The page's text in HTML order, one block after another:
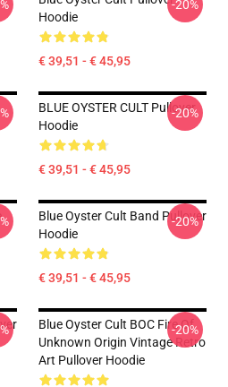
Hoodie
€ 39,51 - € 45,95
-20%
BLUE OYSTER CULT Pullover
Hoodie
€ 39,51 - € 45,95
-20%
Blue Oyster Cult Band Pullover
Hoodie
€ 39,51 - € 45,95
-20%
Blue Oyster Cult BOC Fire Of
Unknown Origin Vintage Retro
Art Pullover Hoodie
-20%